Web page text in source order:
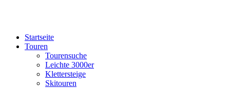
Startseite
Touren
Tourensuche
Leichte 3000er
Klettersteige
Skitouren